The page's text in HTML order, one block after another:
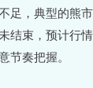
足，典型的熊
结束，预计行
节奏把握。